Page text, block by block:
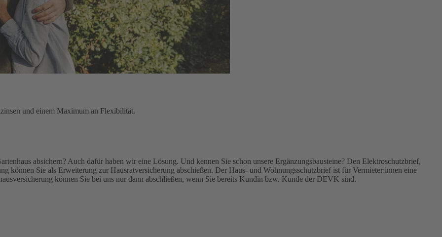
und einem Maximum an Flexibilität.
absichern? Auch dafür haben wir eine Lösung. Und kennen Sie schon unsere Ergänzungsbausteine? Den Elektroschutzbrief,
können Sie als Erweiterung zur Hausratversicherung abschießen. Der Haus- und Wohnungsschutzbrief ist für Vermieter:innen eine
können Sie bei uns nur dann abschließen, wenn Sie bereits Kundin bzw. Kunde der DEVK sind.